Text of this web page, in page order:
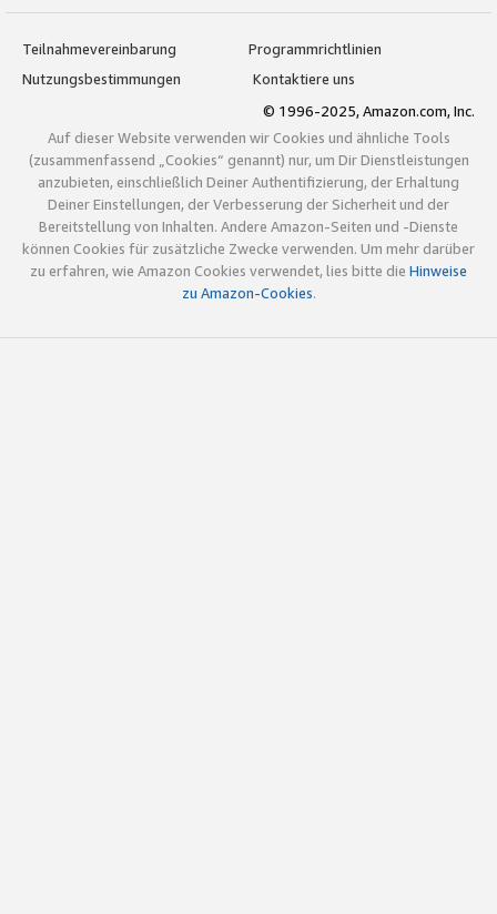
Teilnahmevereinbarung
Programmrichtlinien
Nutzungsbestimmungen
Kontaktiere uns
© 1996-2025, Amazon.com, Inc.
Auf dieser Website verwenden wir Cookies und ähnliche Tools
(zusammenfassend „Cookies“ genannt) nur, um Dir Dienstleistungen
anzubieten, einschließlich Deiner Authentifizierung, der Erhaltung
Deiner Einstellungen, der Verbesserung der Sicherheit und der
Bereitstellung von Inhalten. Andere Amazon-Seiten und -Dienste
können Cookies für zusätzliche Zwecke verwenden. Um mehr darüber
zu erfahren, wie Amazon Cookies verwendet, lies bitte die Hinweise
zu Amazon-Cookies.